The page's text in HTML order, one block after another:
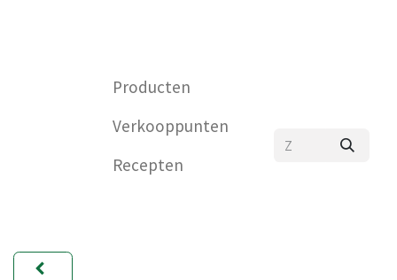
Producten
Verkooppunten
Recepten